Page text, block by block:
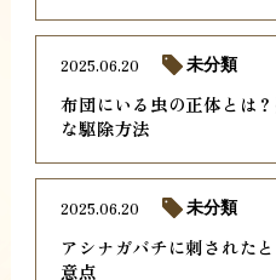
布団にいる虫の正体とは
な駆除方法
2025.06.20 未分類
アシナガバチに刺された
意点
2025.06.20 未分類